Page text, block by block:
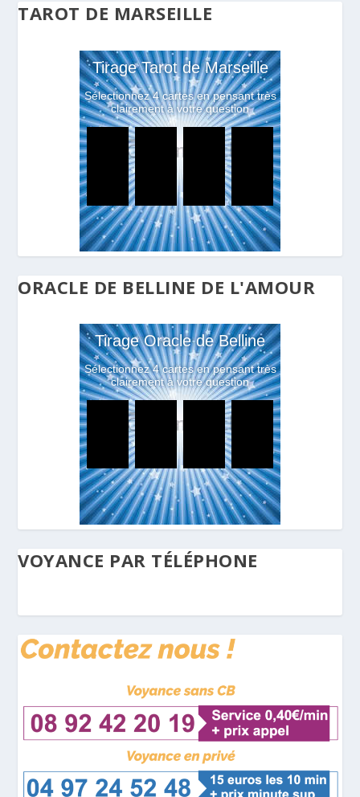
TAROT DE MARSEILLE
ORACLE DE BELLINE DE L'AMOUR
VOYANCE PAR TÉLÉPHONE